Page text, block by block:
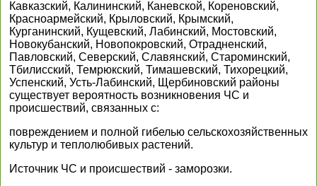
Кавказский, Калининский, Каневской, Кореновский,
Красноармейский, Крыловский, Крымский,
Курганинский, Кущевский, Лабинский, Мостовский,
Новокубанский, Новопокровский, Отрадненский,
Павловский, Северский, Славянский, Староминский,
Тбилисский, Темрюкский, Тимашевский, Тихорецкий,
Успенский, Усть-Лабинский, Щербиновский районы
существует вероятность возникновения ЧС и
происшествий, связанных с:
повреждением и полной гибелью сельскохозяйственных
культур и теплолюбивых растений.
Источник ЧС и происшествий - заморозки.